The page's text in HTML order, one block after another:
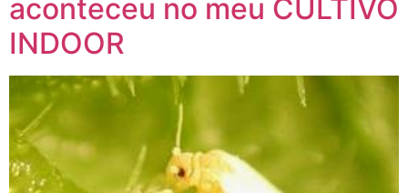
aconteceu no meu CULTIVO
INDOOR